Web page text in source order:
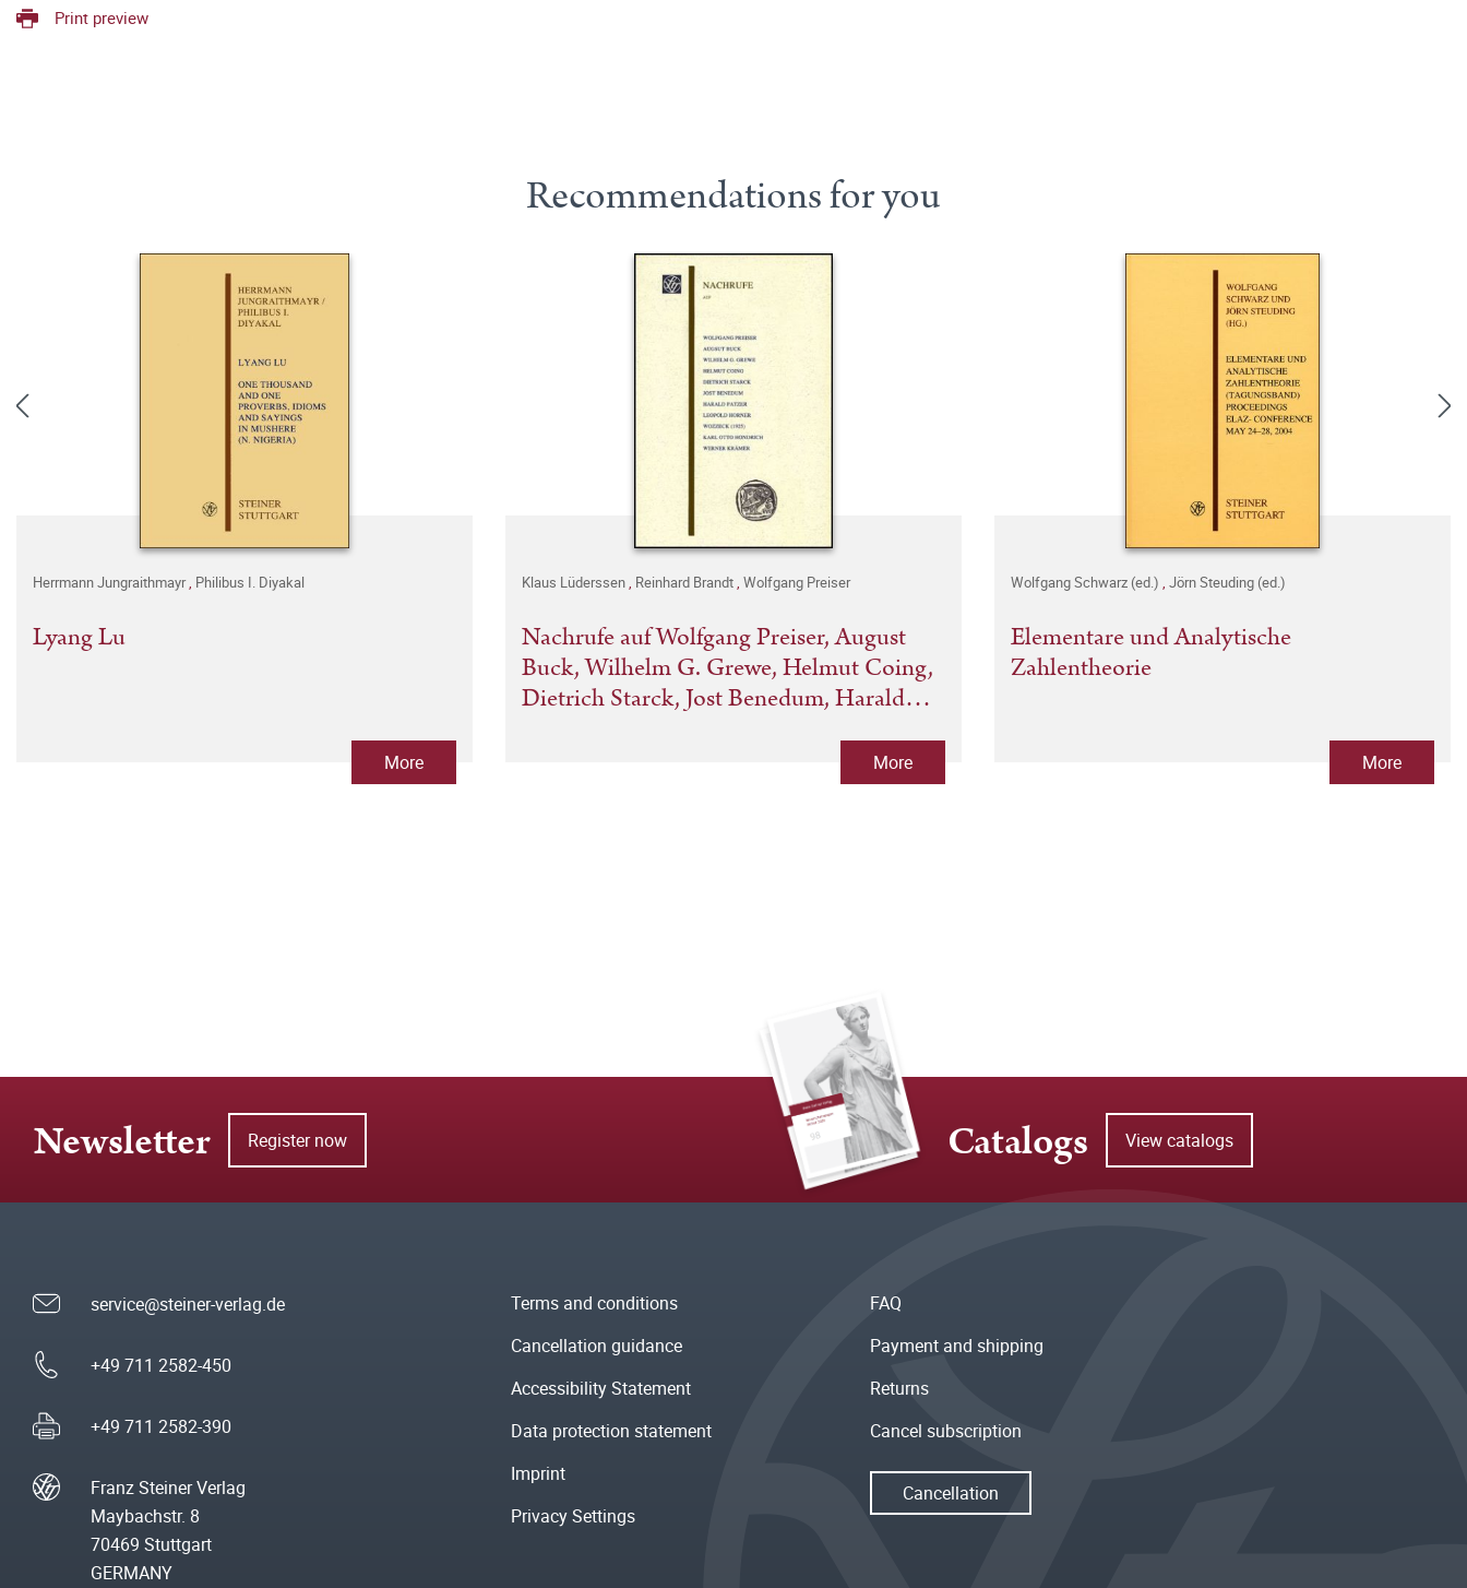
Print preview
Recommendations for you
Herrmann Jungraithmayr, Philibus I. Diyakal
Lyang Lu
More
Klaus Lüderssen, Reinhard Brandt, Wolfgang Preiser
Nachrufe auf Wolfgang Preiser, August
Buck, Wilhelm G. Grewe, Helmut Coing,
Dietrich Starck, Jost Benedum, Harald
More
Wolfgang Schwarz (ed.) , Jörn Steuding (ed.)
Elementare und Analytische
Zahlentheorie
More
Newsletter Register now Catalogs View catalogs
service@steiner-verlag.de
+49 711 2582-450
+49 711 2582-390
Franz Steiner Verlag
Maybachstr. 8
70469 Stuttgart
GERMANY
Terms and conditions
Cancellation guidance
Accessibility Statement
Data protection statement
Imprint
Privacy Settings
FAQ
Payment and shipping
Returns
Cancel subscription
Cancellation